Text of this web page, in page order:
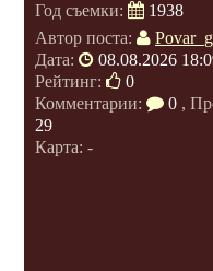
Год съемки:
1938
Автор поста:
Дата:
08.08.2026
Рейтинг:
0
Комментарии:
0 ,
29
Карта: -